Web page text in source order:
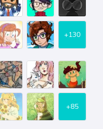
+130
+85